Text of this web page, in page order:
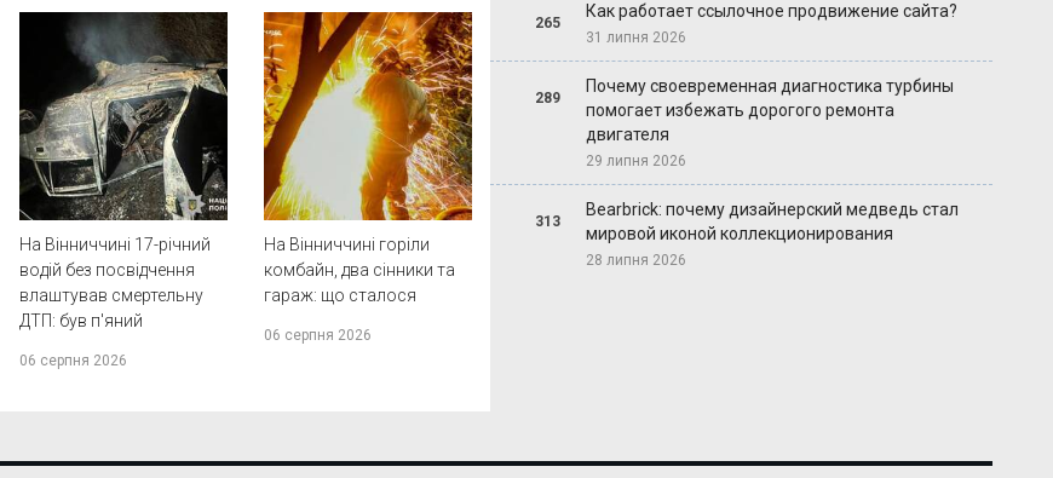
На Вінниччині 17-річний
водій без посвідчення
влаштував смертельну
ДТП: був п'яний
06 серпня 2026
На Вінниччині горіли
комбайн, два сінники та
гараж: що сталося
06 серпня 2026
265
Как работает ссылочное продвижение сайта?
31 липня 2026
289
Почему своевременная диагностика турбины
помогает избежать дорогого ремонта
двигателя
29 липня 2026
313
Bearbrick: почему дизайнерский медведь стал
мировой иконой коллекционирования
28 липня 2026